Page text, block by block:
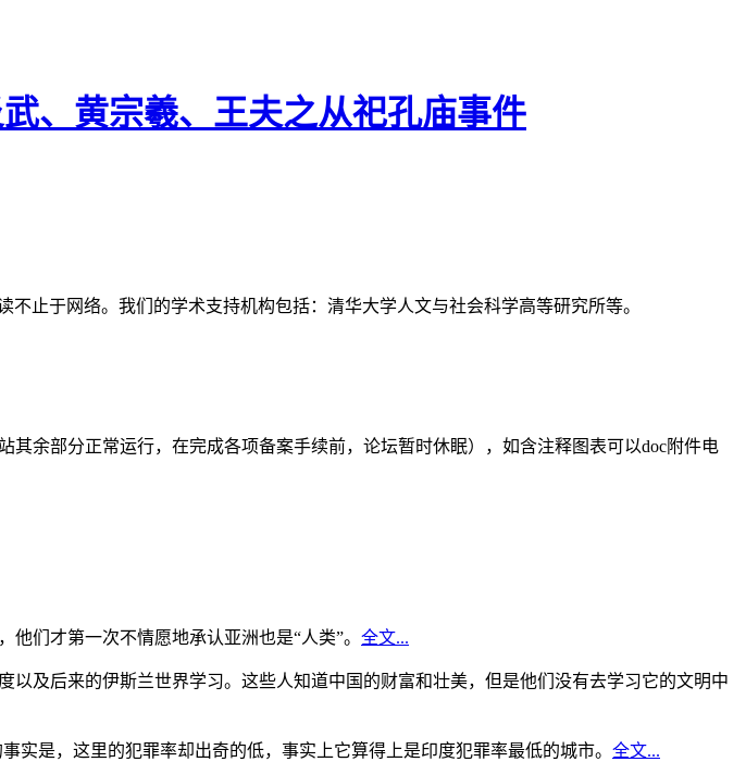
、黄宗羲、王夫之从祀孔庙事件
止于网络。我们的学术支持机构包括：清华大学人文与社会科学高等研究所等。
余部分正常运行，在完成各项备案手续前，论坛暂时休眠），如含注释图表可以doc附件电
们才第一次不情愿地承认亚洲也是“人类”。 全文...
及后来的伊斯兰世界学习。这些人知道中国的财富和壮美，但是他们没有去学习它的文明中
实是，这里的犯罪率却出奇的低，事实上它算得上是印度犯罪率最低的城市。 全文...